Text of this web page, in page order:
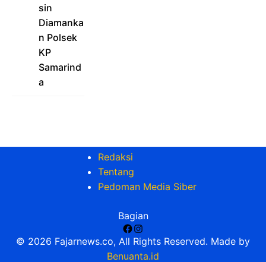
sin
Diamanka
n Polsek
KP
Samarind
a
Redaksi
Tentang
Pedoman Media Siber
Bagian
Facebook
Instagram
© 2026 Fajarnews.co, All Rights Reserved. Made by
Benuanta.id